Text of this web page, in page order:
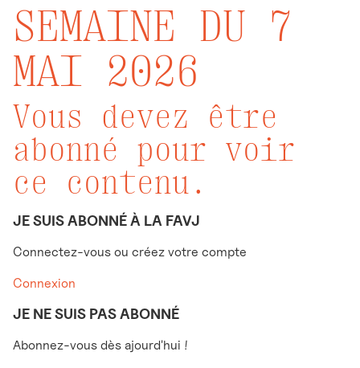
SEMAINE DU 7
MAI 2026
Vous devez être
abonné pour voir
ce contenu.
JE SUIS ABONNÉ À LA FAVJ
Connectez-vous ou créez votre compte
Connexion
JE NE SUIS PAS ABONNÉ
Abonnez-vous dès ajourd'hui !